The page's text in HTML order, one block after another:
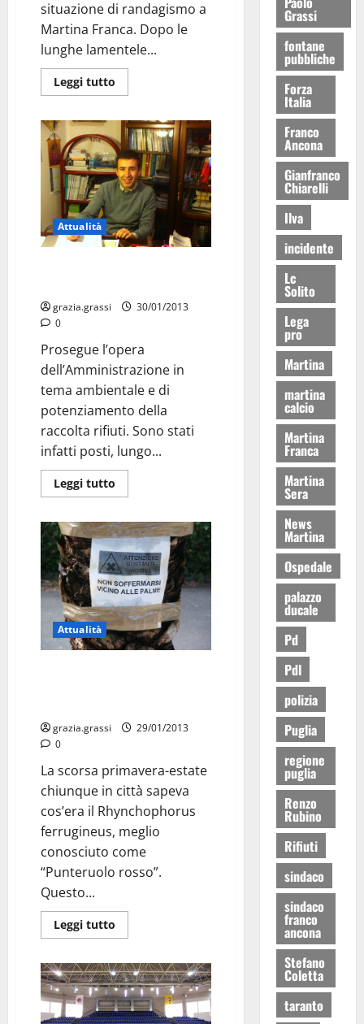
situazione di randagismo a
Martina Franca. Dopo le
lunghe lamentele...
Leggi tutto
Attualità
grazia.grassi
30/01/2013
0
Prosegue l’opera
dell’Amministrazione in
tema ambientale e di
potenziamento della
raccolta rifiuti. Sono stati
infatti posti, lungo...
Leggi tutto
Attualità
grazia.grassi
29/01/2013
0
La scorsa primavera-estate
chiunque in città sapeva
cos’era il Rhynchophorus
ferrugineus, meglio
conosciuto come
“Punteruolo rosso”.
Questo...
Leggi tutto
Grassi
fontane
pubbliche
Forza
Italia
Franco
Ancona
Gianfranco
Chiarelli
Ilva
incidente
Lc
Solito
Lega
pro
Martina
martina
calcio
Martina
Franca
Martina
Sera
News
Martina
Ospedale
palazzo
ducale
Pd
Pdl
polizia
Puglia
regione
puglia
Renzo
Rubino
Rifiuti
sindaco
sindaco
franco
ancona
Stefano
Coletta
taranto